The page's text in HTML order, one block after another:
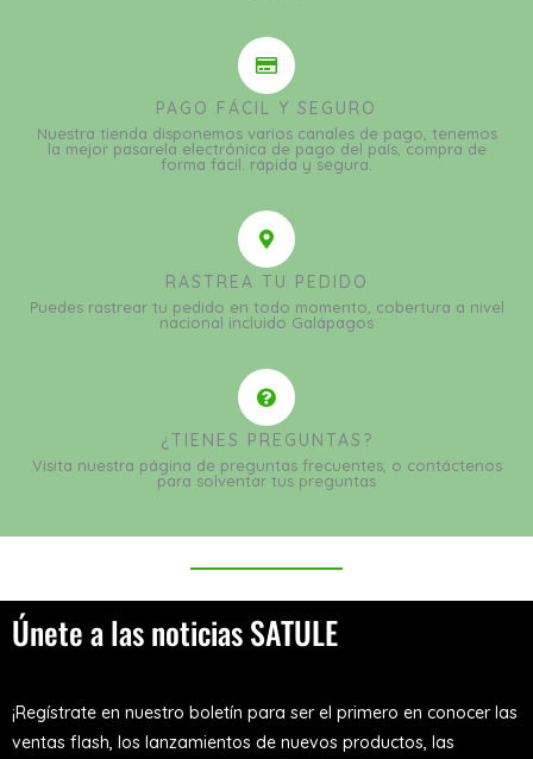
PAGO FÁCIL Y SEGURO
Nuestra tienda disponemos varios canales de pago, tenemos
la mejor pasarela electrónica de pago del país, compra de
forma fácil. rápida y segura.
RASTREA TU PEDIDO
Puedes rastrear tu pedido en todo momento, cobertura a nivel
nacional incluido Galápagos
¿TIENES PREGUNTAS?
Visita nuestra página de preguntas frecuentes, o contáctenos
para solventar tus preguntas
Únete a las noticias SATULE
¡Regístrate en nuestro boletín para ser el primero en conocer las
ventas flash, los lanzamientos de nuevos productos, las